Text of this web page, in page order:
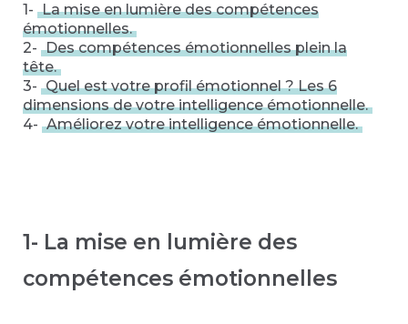
1- La mise en lumière des compétences
émotionnelles.
2- Des compétences émotionnelles plein la
tête.
3- Quel est votre profil émotionnel ? Les 6
dimensions de votre intelligence émotionnelle.
4- Améliorez votre intelligence émotionnelle.
1- La mise en lumière des
compétences émotionnelles